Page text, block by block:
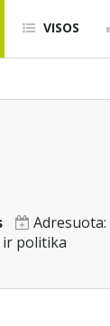
VISOS
Adresuota:
ir politika